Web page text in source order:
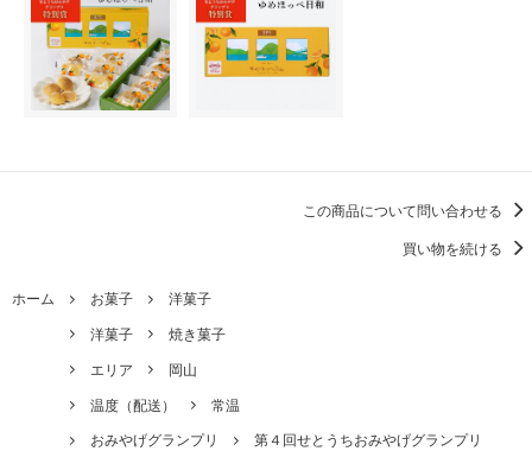
この商品について問い合わせる
買い物を続ける
ホーム お菓子
洋菓子
洋菓子
焼き菓子
エリア
岡山
温度（配送）
常温
おみやげグランプリ
第４回せとうちおみやげグランプリ